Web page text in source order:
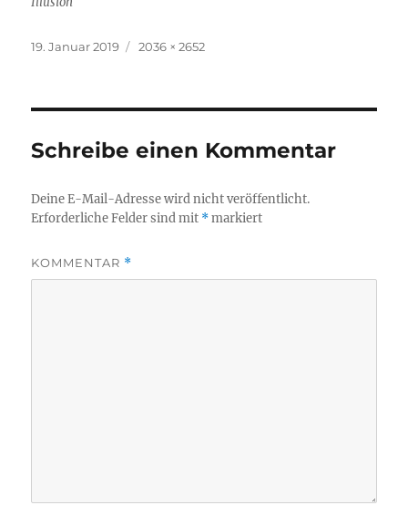
Veröffentlicht
19. Januar 2019 Originalgröße
2036 × 2652
Schreibe einen Kommentar
Deine E-Mail-Adresse wird nicht veröffentlicht.
Erforderliche Felder sind mit *markiert
KOMMENTAR *